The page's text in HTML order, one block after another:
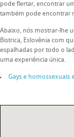
pode flertar, encontrar
também pode encontrar
Abaixo, nós mostrar-lhe
Bistrica, Eslovênia com
espalhadas por todo o
uma experiência única.
Gays e homossexuais